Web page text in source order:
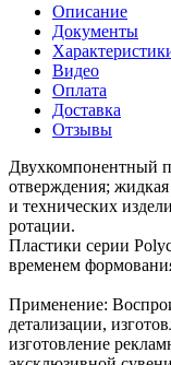
Описание
Документы
Видео
Оплата
Доставка
Отзывы
Двухкомпонентный
отверждения; жидкая
и технических
ротации.
Пластики серии
временем
Применение:
детализации,
изготовление